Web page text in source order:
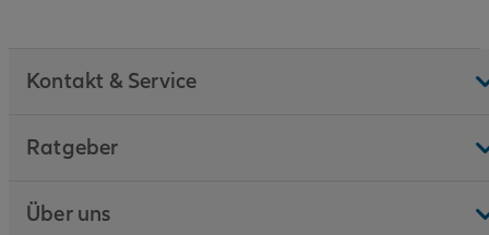
Kontakt & Service
Ratgeber
Über uns